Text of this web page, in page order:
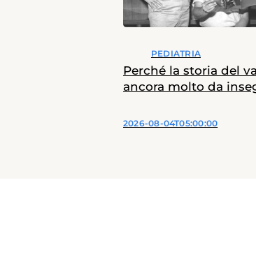
PEDIATRIA
Perché la storia del
ancora molto da
2026-08-04T05:00:00